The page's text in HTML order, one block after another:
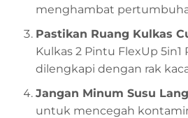
menghambat
Pastikan Ruang Kulkas
Kulkas 2 Pintu FlexUp
dilengkapi dengan rak
Jangan Minum Susu
untuk mencegah